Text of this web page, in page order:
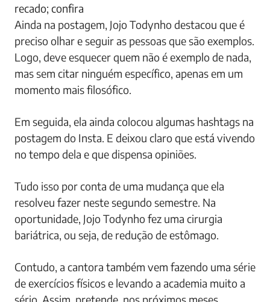
recado; confira
Ainda na postagem, Jojo Todynho destacou que é
preciso olhar e seguir as pessoas que são exemplos.
Logo, deve esquecer quem não é exemplo de nada,
mas sem citar ninguém específico, apenas em um
momento mais filosófico.
Em seguida, ela ainda colocou algumas hashtags na
postagem do Insta. E deixou claro que está vivendo
no tempo dela e que dispensa opiniões.
Tudo isso por conta de uma mudança que ela
resolveu fazer neste segundo semestre. Na
oportunidade, Jojo Todynho fez uma cirurgia
bariátrica, ou seja, de redução de estômago.
Contudo, a cantora também vem fazendo uma série
de exercícios físicos e levando a academia muito a